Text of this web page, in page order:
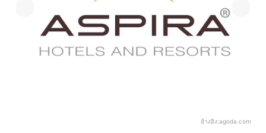
อ้างอิง:agoda.com